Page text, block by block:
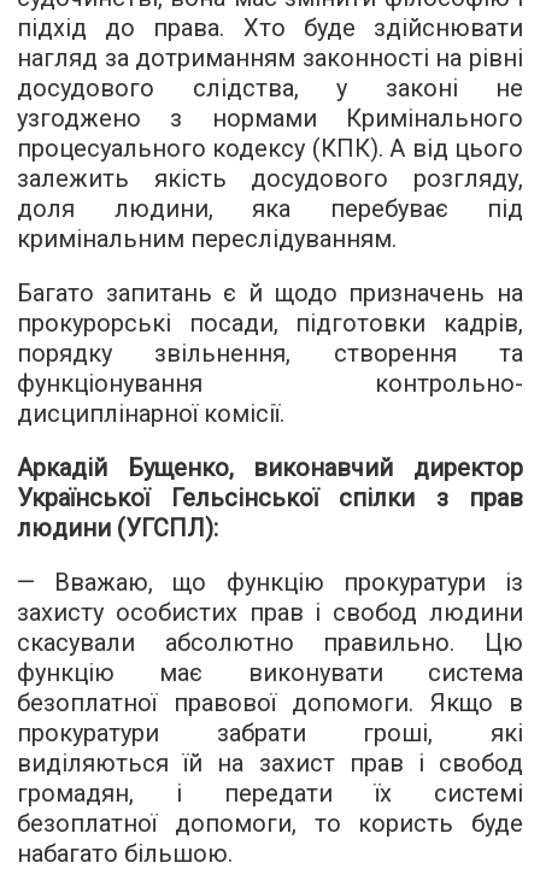
підхід до права. Хто буде здійснювати
нагляд за дотриманням законності на рівні
досудового слідства, у законі не
узгоджено з нормами Кримінального
процесуального кодексу (КПК). А від цього
залежить якість досудового розгляду,
доля людини, яка перебуває під
кримінальним переслідуванням.
Багато запитань є й щодо призначень на
прокурорські посади, підготовки кадрів,
порядку звільнення, створення та
функціонування контрольно-
дисциплінарної комісії.
Аркадій Бущенко, виконавчий директор
Української Гельсінської спілки з прав
людини (УГСПЛ):
— Вважаю, що функцію прокуратури із
захисту особистих прав і свобод людини
скасували абсолютно правильно. Цю
функцію має виконувати система
безоплатної правової допомоги. Якщо в
прокуратури забрати гроші, які
виділяються їй на захист прав і свобод
громадян, і передати їх системі
безоплатної допомоги, то користь буде
набагато більшою.